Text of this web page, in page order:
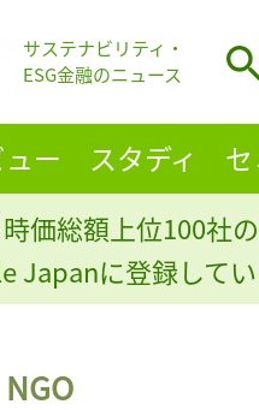
サステナビリティ・
ESG金融のニュース
ー スタディ
時価総額上位100社
Japanに登録して